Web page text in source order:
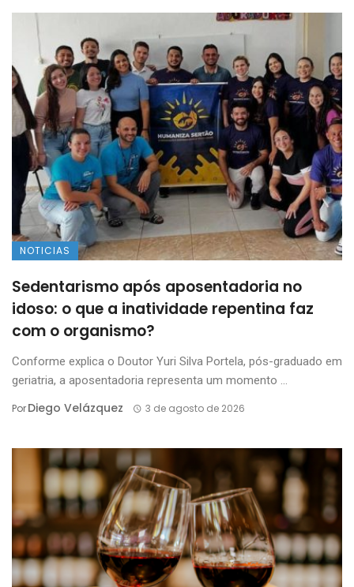
NOTICIAS
Sedentarismo após aposentadoria no
idoso: o que a inatividade repentina faz
com o organismo?
Conforme explica o Doutor Yuri Silva Portela, pós-graduado em
geriatria, a aposentadoria representa um momento ...
PorDiego Velázquez 3 de agosto de 2026